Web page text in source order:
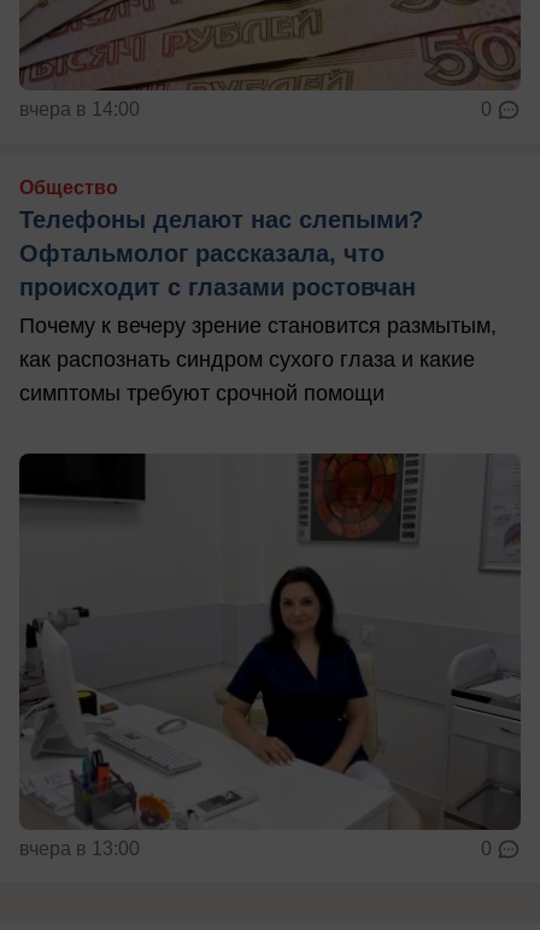
вчера в 14:00 0
Общество
Телефоны делают нас слепыми?
Офтальмолог рассказала, что
происходит с глазами ростовчан
Почему к вечеру зрение становится размытым,
как распознать синдром сухого глаза и какие
симптомы требуют срочной помощи
вчера в 13:00 0